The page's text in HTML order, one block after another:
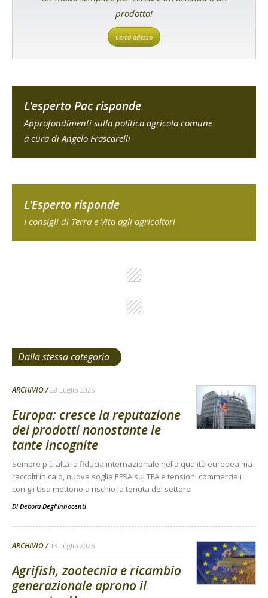
prodotto!
Cerca adesso
L'esperto Pac risponde
Approfondimenti sulla politica agricola comune
a cura di Angelo Frascarelli
L'Esperto risponde
I consigli di Terra e Vita agli agricoltori
Dalla stessa categoria
ARCHIVIO 28 Luglio 2026
Europa: cresce la reputazione
dei prodotti nonostante le
tante incognite
Sempre più alta la fiducia internazionale nella qualità europea ma
raccolti in calo, nuova soglia EFSA sul TFA e tensioni commerciali
con gli Usa mettono a rischio la tenuta del settore
Di Debora Degl'Innocenti
ARCHIVIO 13 Luglio 2026
Agrifish, zootecnia e ricambio
generazionale aprono il